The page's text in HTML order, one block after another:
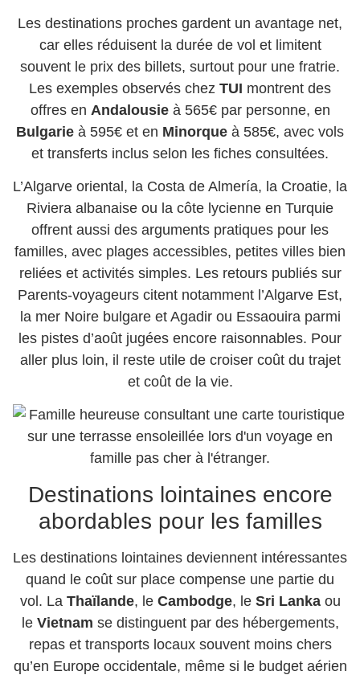
Les destinations proches gardent un avantage net,
car elles réduisent la durée de vol et limitent
souvent le prix des billets, surtout pour une fratrie.
Les exemples observés chez TUI montrent des
offres en Andalousieà 565€ par personne, en
Bulgarie à 595€ et en Minorque à 585€, avec vols
et transferts inclus selon les fiches consultées.
L’Algarve oriental, la Costa de Almería, la Croatie, la
Riviera albanaise ou la côte lycienne en Turquie
offrent aussi des arguments pratiques pour les
familles, avec plages accessibles, petites villes bien
reliées et activités simples. Les retours publiés sur
Parents-voyageurs citent notamment l’Algarve Est,
la mer Noire bulgare et Agadir ou Essaouira parmi
les pistes d’août jugées encore raisonnables. Pour
aller plus loin, il reste utile de croiser coût du trajet
et coût de la vie.
Destinations lointaines encore
abordables pour les familles
Les destinations lointaines deviennent intéressantes
quand le coût sur place compense une partie du
vol. La Thaïlande, le Cambodge, le Sri Lankaou
le Vietnam se distinguent par des hébergements,
repas et transports locaux souvent moins chers
qu’en Europe occidentale, même si le budget aérien